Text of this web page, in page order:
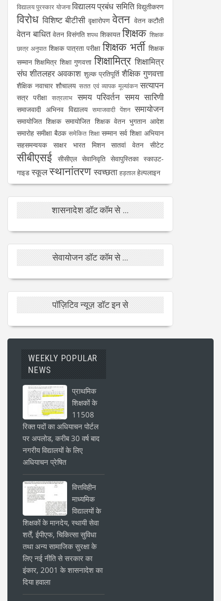
विद्यालय पुरस्कार योजनाविद्यालय प्रबंध समिति विद्युतीकरण
विरोध विशिष्ट बीटीसी वृक्षारोपण वेतन वेतन कटौती
वेतन बाधित वेतन विसंगति शपथ शिकायत शिक्षक शिक्षक
छात्र अनुपात शिक्षक पात्रता परीक्षा शिक्षक भर्ती शिक्षक
सम्मान शिक्षमित्र शिक्षा गुणवत्ता शिक्षामित्र शिक्षामित्र
संघ शीतलहर अवकाश शुल्क प्रतिपूर्ति शैक्षिक गुणवत्ता
शैक्षिक नवाचार शौचालय सतत एवं व्यापक मूल्यांकन सत्यापन
सत्र परीक्षा सत्रलाभ समय परिवर्तन समय सारिणी
समाजवादी अभिनव विद्यालय समाजवादी पेंशन समायोजन
समायोजित शिक्षक समायोजित शिक्षक वेतन भुगतान आदेश
समारोह समीक्षा बैठक समेकित शिक्षा सम्मान सर्व शिक्षा अभियान
सहसमन्वयक
साक्षर भारत मिशन सातवां वेतन सीटेट
सीबीएसई सीसीएल सेवानिवृति सेवापुस्तिका स्काउट-
गाइड स्कूलस्थानांतरण स्वच्छता हड़तालहेल्पलाइन
शासनादेश डॉट कॉम से ...
सेवायोजन डॉट कॉम से ...
पॉज़िटिव न्यूज़ डॉट इन से
WEEKLY POPULAR
NEWS
प्राथमिक
शिक्षकों के
11508
रिक्त पदों का अधियाचन पोर्टल
पर अपलोड, करीब 30 वर्ष बाद
नगरीय विद्यालयों के लिए
अधियाचन प्रेषित
वित्तविहीन
माध्यमिक
विद्यालयों के
शिक्षकों के मानदेय, स्थायी सेवा
शर्तें, ईपीएफ, चिकित्सा सुविधा
तथा अन्य सामाजिक सुरक्षा के
लिए नई नीति से सरकार का
इंकार, 2001 के शासनादेश का
दिया हवाला